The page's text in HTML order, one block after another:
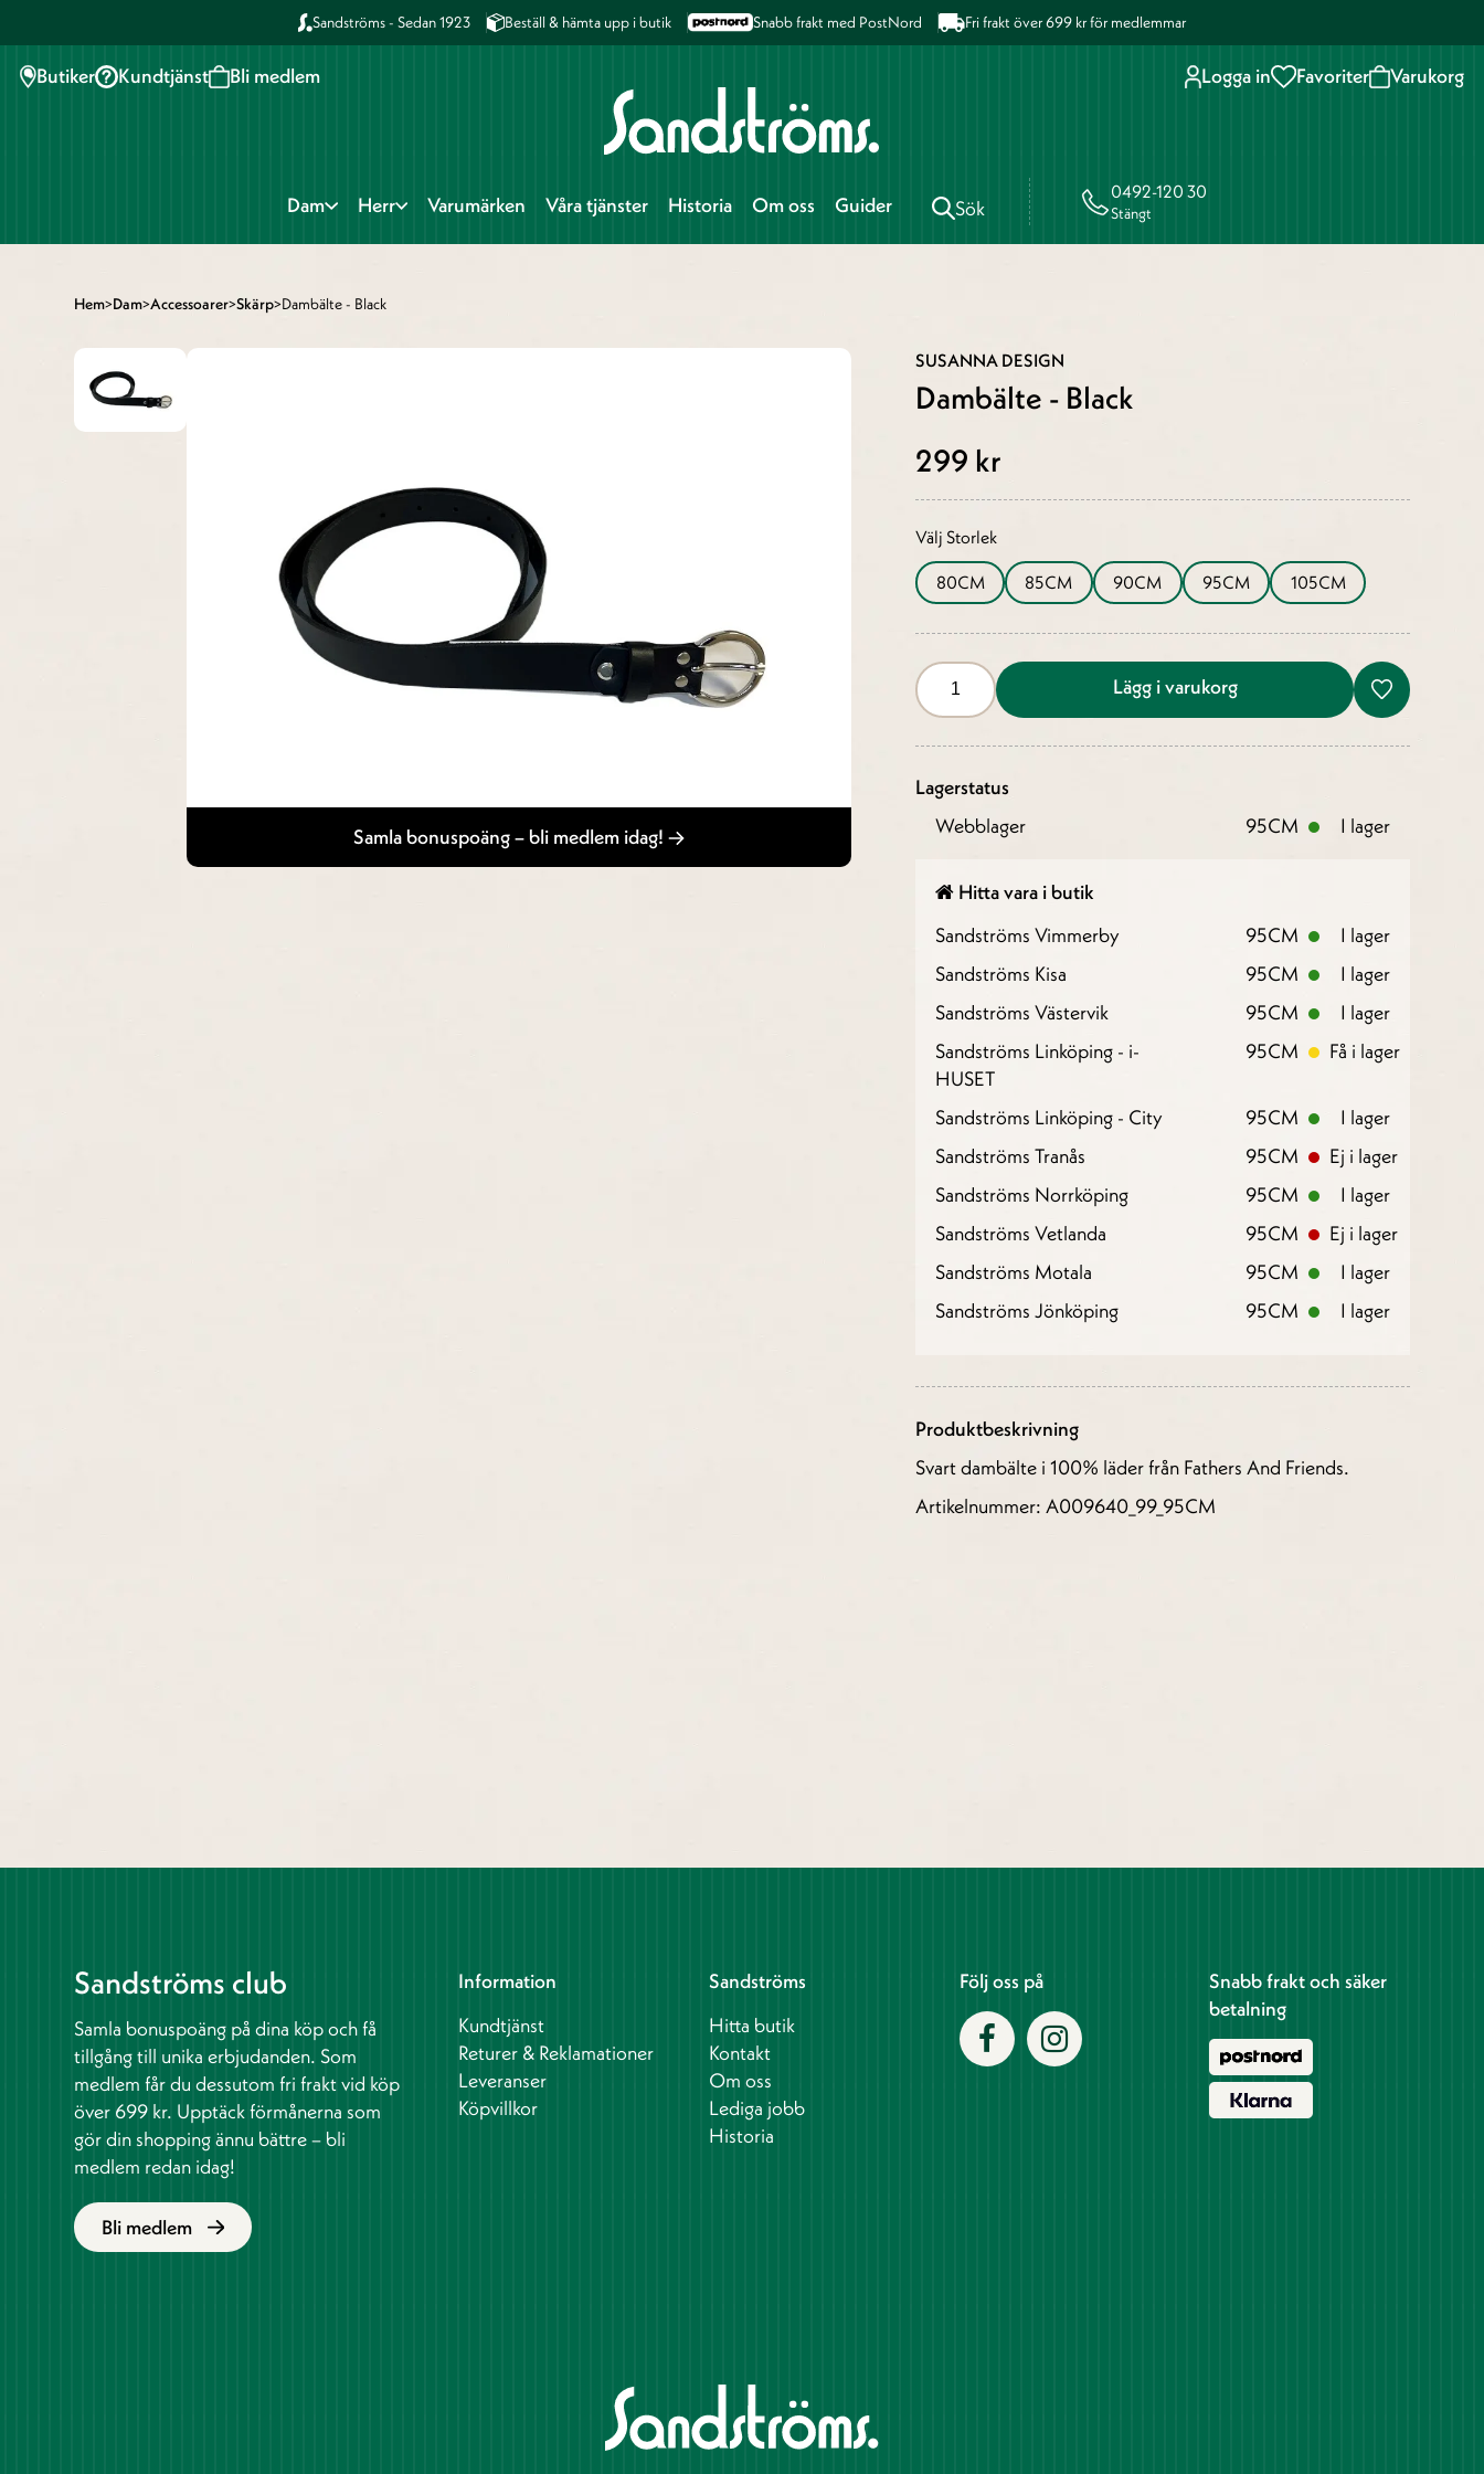
Sandströms - Sedan 1923 Beställ & hämta upp i butik Snabb frakt med PostNord Fri frakt över 699 kr för medlemmar
Butiker Kundtjänst Bli medlem Logga in Favoriter Varukorg
Dam Herr Varumärken Våra tjänster Historia Om oss Guider Sök
0492-120 30
Stängt
Hem>Dam>Accessoarer>Skärp>Dambälte - Black
Samla bonuspoäng – bli medlem idag!
SUSANNA DESIGN
Dambälte - Black
299 kr
Välj Storlek
80CM 85CM 90CM 95CM 105CM
Lägg i varukorg
Lagerstatus
Webblager
95CM I lager
Hitta vara i butik
Sandströms Vimmerby
95CM
I lager
Sandströms Kisa
95CM
I lager
Sandströms Västervik
95CM
I lager
Sandströms Linköping - i-
HUSET
95CM Få i lager
Sandströms Linköping - City 95CM
I lager
Sandströms Tranås
95CM
Ej i lager
Sandströms Norrköping
95CM
I lager
Sandströms Vetlanda
95CM
Ej i lager
Sandströms Motala
95CM
I lager
Sandströms Jönköping
95CM I lager
Produktbeskrivning
Svart dambälte i 100% läder från Fathers And Friends.
Artikelnummer: A009640_99_95CM
Sandströms club
Samla bonuspoäng på dina köp och få
tillgång till unika erbjudanden. Som
medlem får du dessutom fri frakt vid köp
över 699 kr. Upptäck förmånerna som
gör din shopping ännu bättre – bli
medlem redan idag!
Bli medlem
Information
Kundtjänst
Returer & Reklamationer
Leveranser
Köpvillkor
Sandströms
Hitta butik
Kontakt
Om oss
Lediga jobb
Historia
Följ oss på
Snabb frakt och säker
betalning